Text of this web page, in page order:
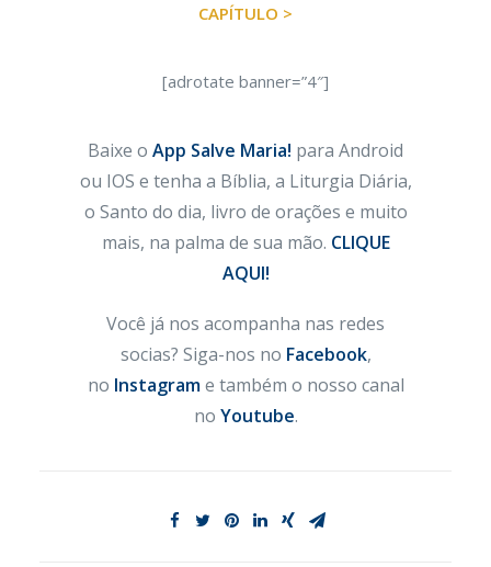
CAPÍTULO >
[adrotate banner=”4″]
Baixe o App Salve Maria! para Android
ou IOS e tenha a Bíblia, a Liturgia Diária,
o Santo do dia, livro de orações e muito
mais, na palma de sua mão. CLIQUE
AQUI!
Você já nos acompanha nas redes
socias? Siga-nos no Facebook,
no Instagrame também o nosso canal
no Youtube.